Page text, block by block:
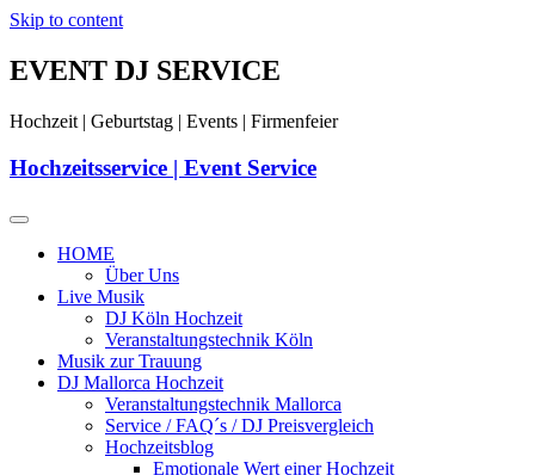
Skip to content
EVENT DJ SERVICE
Hochzeit | Geburtstag | Events | Firmenfeier
Hochzeitsservice | Event Service
HOME
Über Uns
Live Musik
DJ Köln Hochzeit
Veranstaltungstechnik Köln
Musik zur Trauung
DJ Mallorca Hochzeit
Veranstaltungstechnik Mallorca
Service / FAQ´s / DJ Preisvergleich
Hochzeitsblog
Emotionale Wert einer Hochzeit